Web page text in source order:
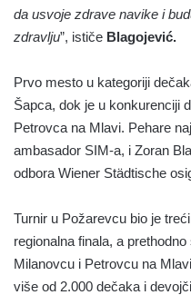
da usvoje zdrave navike i
zdravlju”, ističe Blagojević.
Prvo mesto u kategoriji
Šapca, dok je u konkurenciji
Petrovca na Mlavi. Pehare
ambasador SIM-a, i Zoran
odbora Wiener Städtische
Turnir u Požarevcu bio je
regionalna finala, a
Milanovcu i Petrovcu na
više od 2.000 dečaka i